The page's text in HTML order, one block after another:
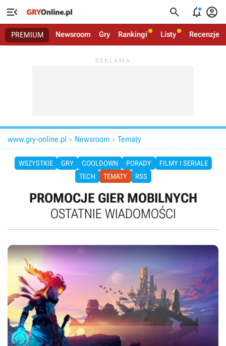
   
PREMIUM Newsroom Gry Rankingi Listy Recenzje
www.gry-online.pl  Newsroom  Tematy
WSZYSTKIE GRY COOLDOWN PORADY
FILMY I SERIALE
TECH
TEMATY RSS
PROMOCJE GIER MOBILNYCH
OSTATNIE WIADOMOŚCI